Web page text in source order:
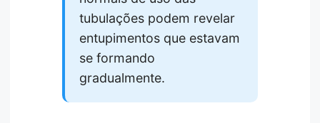
tubulações podem revelar
entupimentos que estavam
se formando
gradualmente.